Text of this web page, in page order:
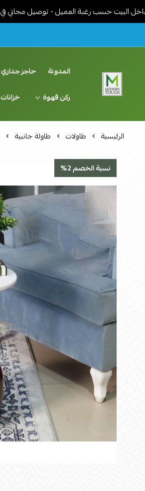
رغبة العميل - توصيل مجاني في الرياض
اثاث مودرن لمسة عصرية
المدونة حاجز جداري
ركن قهوة
خزانات
الرئيسية طاولات طاولة جانبية
نسبة الخصم 2%